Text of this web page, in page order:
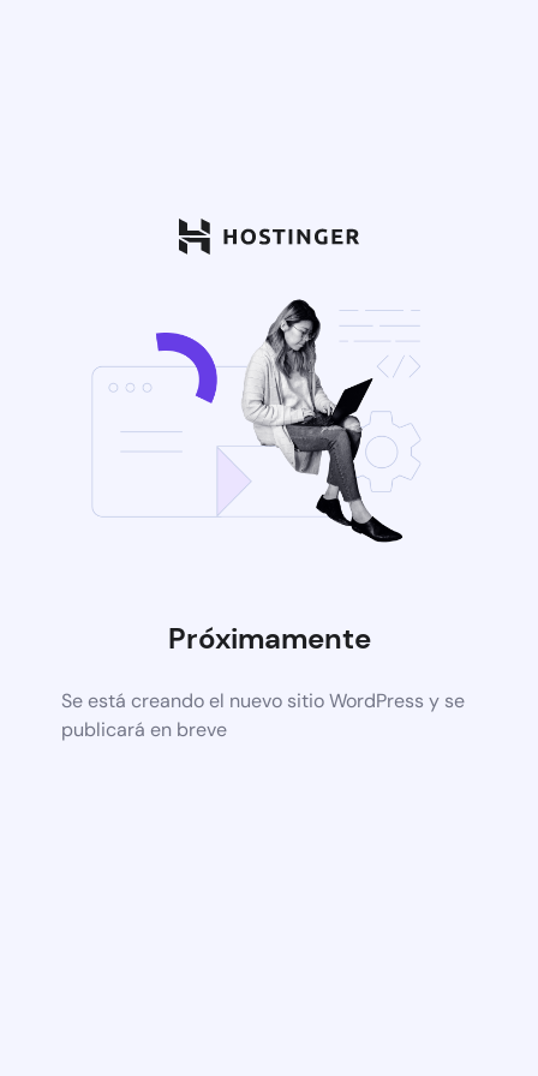
Próximamente
Se está creando el nuevo sitio WordPress y se
publicará en breve